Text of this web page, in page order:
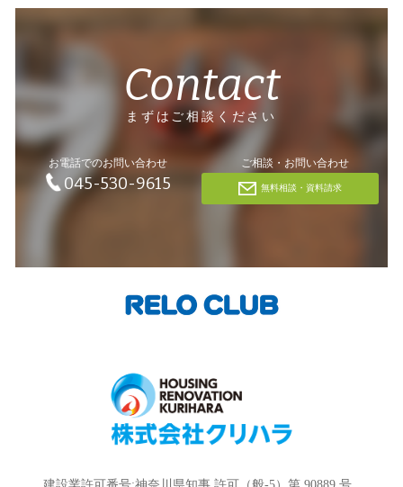
Contact
まずはご相談ください
お電話でのお問い合わせ
045-530-9615
ご相談・お問い合わせ
無料相談・資料請求